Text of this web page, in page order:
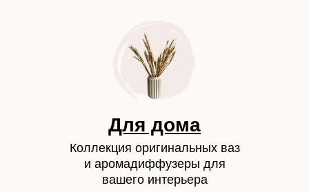
Для дома
Коллекция оригинальных ваз
и аромадиффузеры для
вашего интерьера